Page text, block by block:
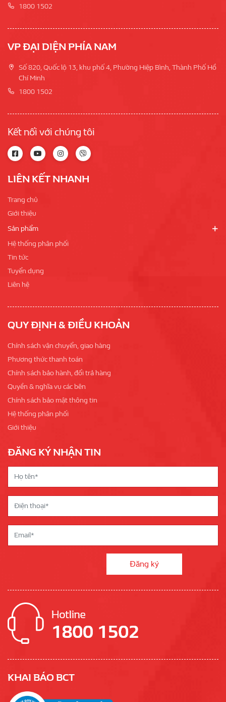
1800 1502
VP ĐẠI DIỆN PHÍA NAM
Số 820, Quốc lộ 13, khu phố 4, Phường Hiệp Bình, Thành Phố Hồ
Chí Minh
1800 1502
Kết nối với chúng tôi
LIÊN KẾT NHANH
Trang chủ
Giới thiệu
Sản phẩm
Hệ thống phân phối
Tin tức
Tuyển dụng
Liên hệ
QUY ĐỊNH & ĐIỀU KHOẢN
Chính sách vận chuyển, giao hàng
Phương thức thanh toán
Chính sách bảo hành, đổi trả hàng
Quyền & nghĩa vụ các bên
Chính sách bảo mật thông tin
Hệ thống phân phối
Giới thiệu
ĐĂNG KÝ NHẬN TIN
KHAI BÁO BCT